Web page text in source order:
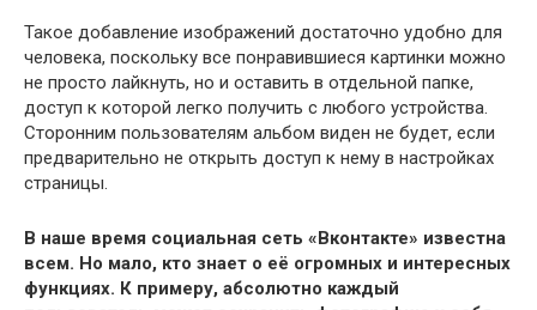
Такое добавление изображений достаточно удобно для
человека, поскольку все понравившиеся картинки можно
не просто лайкнуть, но и оставить в отдельной папке,
доступ к которой легко получить с любого устройства.
Сторонним пользователям альбом виден не будет, если
предварительно не открыть доступ к нему в настройках
страницы.
В наше время социальная сеть «Вконтакте» известна
всем. Но мало, кто знает о её огромных и интересных
функциях. К примеру, абсолютно каждый